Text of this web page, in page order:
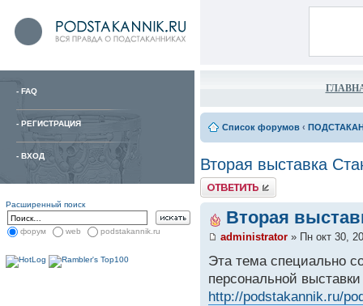
- FAQ
- РЕГИСТРАЦИЯ
- ВХОД
Расширенный поиск
форум web podstakannik.ru
Список форумов ‹
Вторая выставка
Вторая
administrator » Пн окт 30,
Эта тема специально
персональной
http://podstakannik.ru/